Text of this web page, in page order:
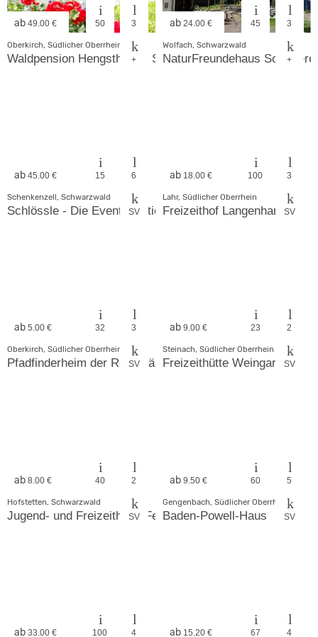
ab 49.00 € 50 3
+
Oberkirch, Südlicher Oberrhein
Waldpension Hengsthof im Schwarzwald
ab 24.00 € 45 3
+
Wolfach, Schwarzwald
NaturFreundehaus
ab 45.00 € 15 6
SV
Schenkenzell, Schwarzwald
Schlössle - Die EventLocation -
ab 18.00 € 100 3
SV
Lahr, Südlicher Oberrhein
Freizeithof Langenhard
ab 5.00 € 32 3
SV
Oberkirch, Südlicher Oberrhein
Pfadfinderheim der Renchtäler
ab 9.00 € 23 2
SV
Steinach, Südlicher Oberrhein
Freizeithütte Weingarten
ab 8.00 € 40 2
SV
Hofstetten, Schwarzwald
Jugend- und Freizeitheim Fehrenbacherhof
ab 9.50 € 60 5
SV
Gengenbach, Südlicher Oberrhein
Baden-Powell-Haus
ab 33.00 € 100 4 ab 15.20 € 67 4